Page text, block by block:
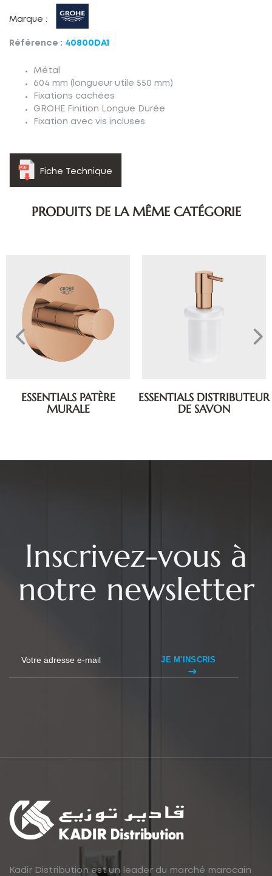
Marque :
Référence : 40800DA1
Métal
604 mm (longueur utile 550 mm)
Fixations cachées
GROHE Finition Longue Durée
Fixation avec vis incluses
Fiche Technique
PRODUITS DE LA MÊME CATÉGORIE
ESSENTIALS PATÈRE
MURALE
ESSENTIALS DISTRIBUTEUR
DE SAVON
Inscrivez-vous à
notre newsletter
JE M'INSCRIS
Kadir Distribution est un leader du marché marocain